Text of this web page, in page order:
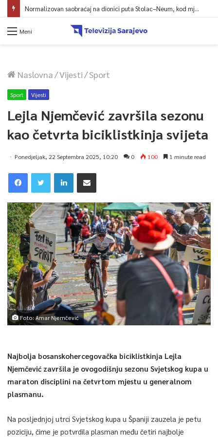
Normalizovan saobraćaj na dionici puta Stolac–Neum, kod mjesta Udora, nakon nezgode
Meni
Naslovna/Vijesti/Sport
Sport Vijesti
Lejla Njemčević završila sezonu
kao četvrta biciklistkinja svijeta
Ponedjeljak, 22 Septembra 2025, 10:20 0 100 1 minute read
Foto: Amar Njemčević
Najbolja bosanskohercegovačka biciklistkinja Lejla
Njemčević završila je ovogodišnju sezonu Svjetskog kupa u
maraton disciplini na četvrtom mjestu u generalnom
plasmanu.
Na posljednjoj utrci Svjetskog kupa u Španiji zauzela je petu
poziciju, čime je potvrdila plasman među četiri najbolje